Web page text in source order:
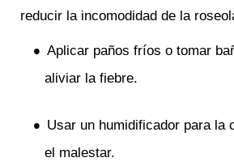
reducir la incomodidad de la
Aplicar paños fríos o tomar
aliviar la fiebre.
Usar un humidificador para la
el malestar.